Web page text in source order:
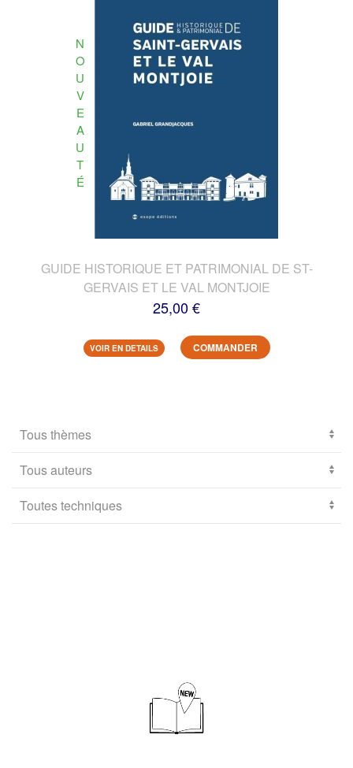
N
O
U
V
E
A
U
T
É
GUIDE HISTORIQUE ET PATRIMONIAL DE ST-
GERVAIS ET LE VAL MONTJOIE
25,00 €
VOIR EN DETAILS COMMANDER